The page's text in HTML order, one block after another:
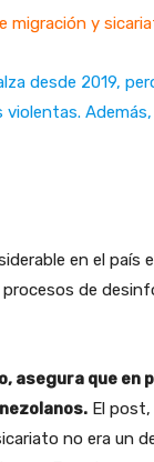
migración y
desde 2019,
en el país
de
asegura que
El post,
no era un